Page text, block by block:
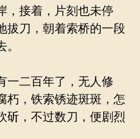
，接着，片刻也未停
拔刀，朝着索桥的一段
一二百年了，无人修
朽，铁索锈迹斑斑，怎
斫，不过数刀，便剧烈